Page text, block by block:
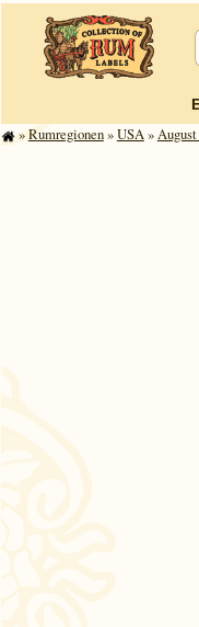
»Rum­re­gi­o­nen»USA»